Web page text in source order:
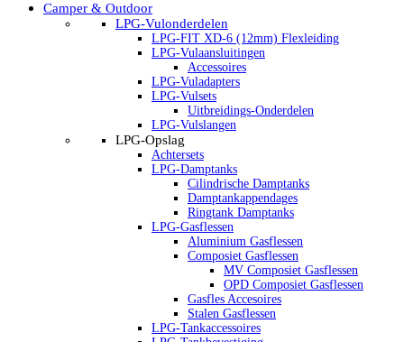
Camper & Outdoor
LPG-Vulonderdelen
LPG-FIT XD-6 (12mm) Flexleiding
LPG-Vulaansluitingen
Accessoires
LPG-Vuladapters
LPG-Vulsets
Uitbreidings-Onderdelen
LPG-Vulslangen
LPG-Opslag
Achtersets
LPG-Damptanks
Cilindrische Damptanks
Damptankappendages
Ringtank Damptanks
LPG-Gasflessen
Aluminium Gasflessen
Composiet Gasflessen
MV Composiet Gasflessen
OPD Composiet Gasflessen
Gasfles Accesoires
Stalen Gasflessen
LPG-Tankaccessoires